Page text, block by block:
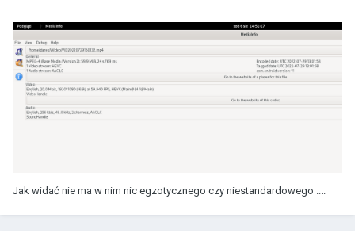
Jak widać nie ma w nim nic egzotycznego czy niestandardowego ....